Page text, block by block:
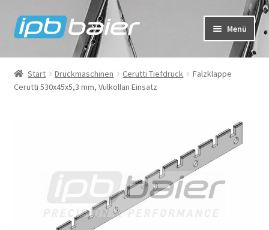
Zur
Navigation
Zum
Inhalt
Menü
Mein Konto
Warenkorb
Start Druckmaschinen Cerutti Tiefdruck
Falzklappe
Cerutti 530x45x5,3 mm, Vulkollan Einsatz